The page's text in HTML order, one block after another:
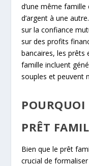
d’une même
d’argent à une
sur la confiance
sur des profits
bancaires, les prêts
famille incluent
souples et peuvent
POURQUOI
PRÊT
Bien que le prêt
crucial de